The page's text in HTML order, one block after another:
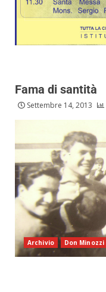
Fama di santità
Settembre 14, 2013
Archivio Don Minozzi